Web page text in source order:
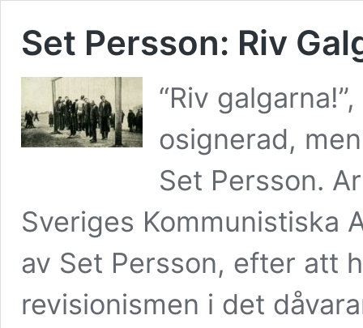
Set Persson: Riv
“Riv
osignerad,
Set Persson.
Sveriges Kommunistiska
av Set Persson, efter att
revisionismen i det